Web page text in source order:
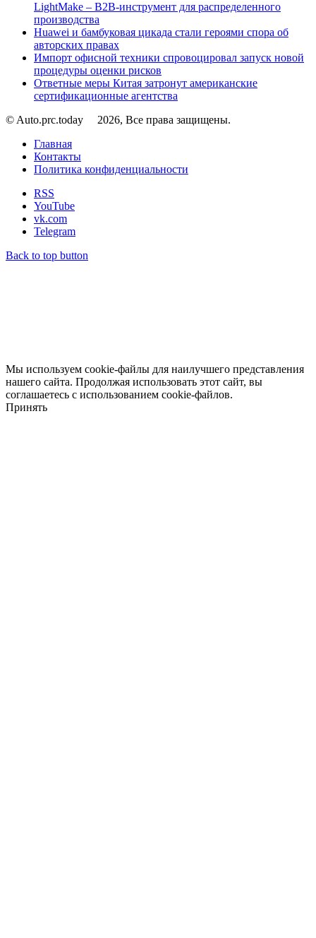
LightMake – B2B-инструмент для распределенного
производства
Huawei и бамбуковая цикада стали героями спора об
авторских правах
Импорт офисной техники спровоцировал запуск новой
процедуры оценки рисков
Ответные меры Китая затронут американские
сертификационные агентства
© Auto.prc.today
2026, Все права защищены.
Главная
Контакты
Политика конфиденциальности
RSS
YouTube
vk.com
Telegram
Back to top button
Мы используем cookie-файлы для наилучшего представления
нашего сайта. Продолжая использовать этот сайт, вы
соглашаетесь с использованием cookie-файлов.
Принять